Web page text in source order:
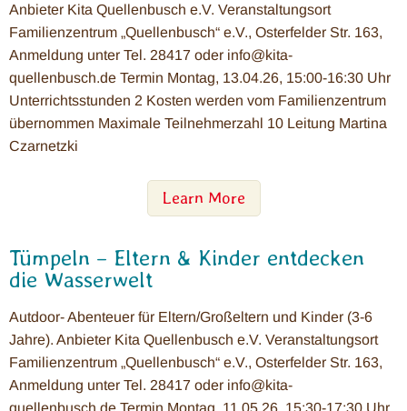
Anbieter Kita Quellenbusch e.V. Veranstaltungsort
Familienzentrum „Quellenbusch“ e.V., Osterfelder Str. 163,
Anmeldung unter Tel. 28417 oder info@kita-
quellenbusch.de Termin Montag, 13.04.26, 15:00-16:30 Uhr
Unterrichtsstunden 2 Kosten werden vom Familienzentrum
übernommen Maximale Teilnehmerzahl 10 Leitung Martina
Czarnetzki
Learn More
Tümpeln – Eltern & Kinder entdecken
die Wasserwelt
Autdoor- Abenteuer für Eltern/Großeltern und Kinder (3-6
Jahre). Anbieter Kita Quellenbusch e.V. Veranstaltungsort
Familienzentrum „Quellenbusch“ e.V., Osterfelder Str. 163,
Anmeldung unter Tel. 28417 oder info@kita-
quellenbusch.de Termin Montag, 11.05.26, 15:30-17:30 Uhr